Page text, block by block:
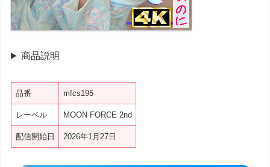
商品説明
品番 mfcs195
レーベル MOON FORCE 2nd
配信開始日 2026年1月27日